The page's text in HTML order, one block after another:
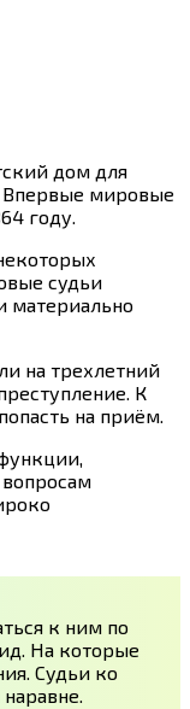
дом для
Впервые мировые
году.
судьи
материально
на трехлетний
К
на приём.
к ним по
На которые
Судьи ко